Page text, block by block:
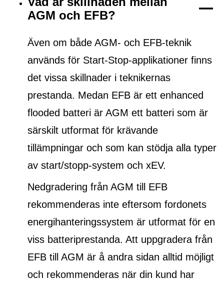
AGM och EFB?
Även om både AGM- och EFB-teknik
används för Start-Stop-applikationer finns
det vissa skillnader i teknikernas
prestanda. Medan EFB är ett enhanced
flooded batteri är AGM ett batteri som är
särskilt utformat för krävande
tillämpningar och som kan stödja alla typer
av start/stopp-system och xEV.
Nedgradering från AGM till EFB
rekommenderas inte eftersom fordonets
energihanteringssystem är utformat för en
viss batteriprestanda. Att uppgradera från
EFB till AGM är å andra sidan alltid möjligt
och rekommenderas när din kund har